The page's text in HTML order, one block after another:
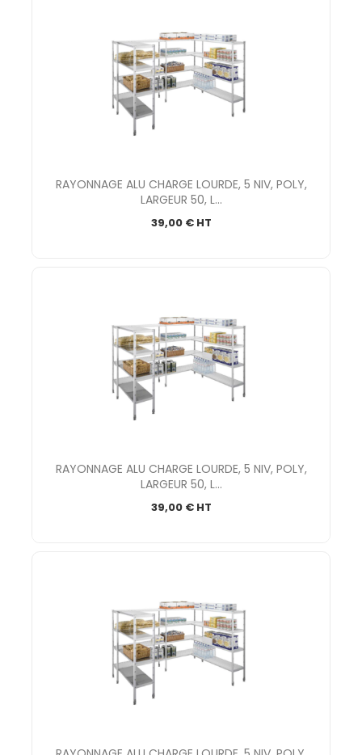
RAYONNAGE ALU CHARGE LOURDE, 5 NIV, POLY,
LARGEUR 50, L...
39,00 € HT
RAYONNAGE ALU CHARGE LOURDE, 5 NIV, POLY,
LARGEUR 50, L...
39,00 € HT